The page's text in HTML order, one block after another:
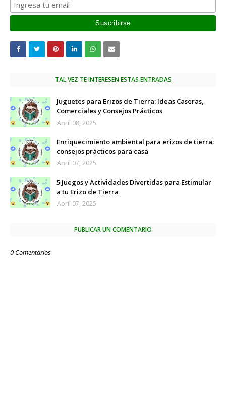
TAL VEZ TE INTERESEN ESTAS ENTRADAS
Juguetes para Erizos de Tierra: Ideas Caseras,
Comerciales y Consejos Prácticos
April 08, 2025
Enriquecimiento ambiental para erizos de tierra:
consejos prácticos para casa
April 07, 2025
5 Juegos y Actividades Divertidas para Estimular
a tu Erizo de Tierra
April 07, 2025
PUBLICAR UN COMENTARIO
0 Comentarios